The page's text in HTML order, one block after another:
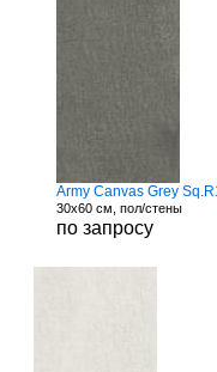
Army Canvas Grey
30x60 см, пол/стены
по запросу